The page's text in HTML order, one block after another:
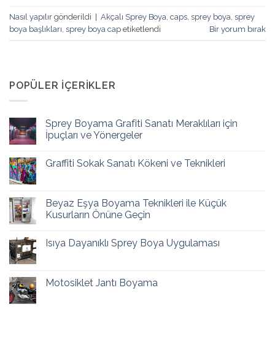
Nasıl yapılır gönderildi | Akçalı Sprey Boya caps sprey boya sprey
boya başlıkları sprey boya cap etiketlendi Bir yorum bırak
POPÜLER İÇERIKLER
Sprey Boyama Grafiti Sanatı Meraklıları için
İpuçları ve Yönergeler
Graffiti Sokak Sanatı Kökeni ve Teknikleri
Beyaz Eşya Boyama Teknikleri ile Küçük
Kusurların Önüne Geçin
Isıya Dayanıklı Sprey Boya Uygulaması
Motosiklet Jantı Boyama